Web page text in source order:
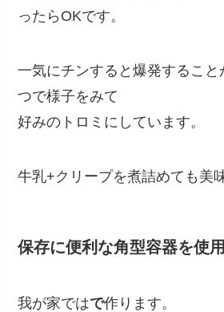
ったらOKです。
一気にチンすると爆発するこ
つで様子をみて
好みのトロミにしています。
牛乳+クリープを煮詰めても美
保存に便利な角型容器を使用
我が家ではで作ります。